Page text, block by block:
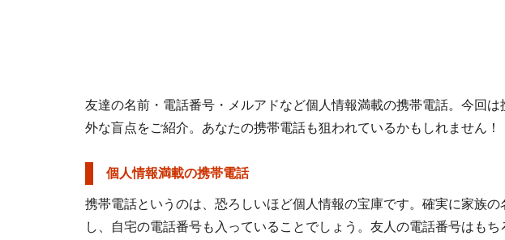
友達の名前・電話番号・メルアドなど個人情報満載の携帯電話。今回
外な盲点をご紹介。あなたの携帯電話も狙われているかもしれません！
個人情報満載の携帯電話
携帯電話というのは、恐ろしいほど個人情報の宝庫です。確実に家族
し、自宅の電話番号も入っていることでしょう。友人の電話番号はも